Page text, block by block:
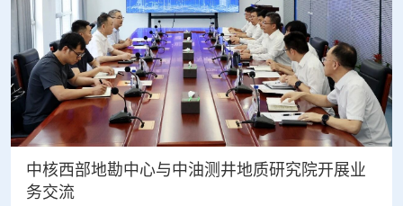
中核西部地勘中心与中油测井地质研究院开展业
务交流